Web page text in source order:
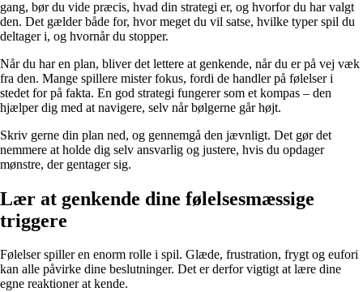
gang, bør du vide præcis, hvad din strategi er, og hvorfor du har valgt
den. Det gælder både for, hvor meget du vil satse, hvilke typer spil du
deltager i, og hvornår du stopper.
Når du har en plan, bliver det lettere at genkende, når du er på vej væk
fra den. Mange spillere mister fokus, fordi de handler på følelser i
stedet for på fakta. En god strategi fungerer som et kompas – den
hjælper dig med at navigere, selv når bølgerne går højt.
Skriv gerne din plan ned, og gennemgå den jævnligt. Det gør det
nemmere at holde dig selv ansvarlig og justere, hvis du opdager
mønstre, der gentager sig.
Lær at genkende dine følelsesmæssige
triggere
Følelser spiller en enorm rolle i spil. Glæde, frustration, frygt og eufori
kan alle påvirke dine beslutninger. Det er derfor vigtigt at lære dine
egne reaktioner at kende.